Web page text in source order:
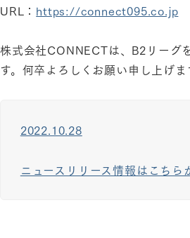
URL： https://connect095.co.jp
株式会社CONNECTは、B2リーグ
す。何卒よろしくお願い申し上げま
2022.10.28
ニュースリリース情報はこちら